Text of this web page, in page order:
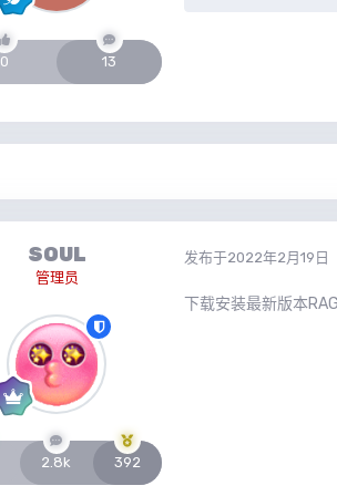
0 13
SOUL
管理员
2.8k 392
发布于2022年2月19日
下载安装最新版本